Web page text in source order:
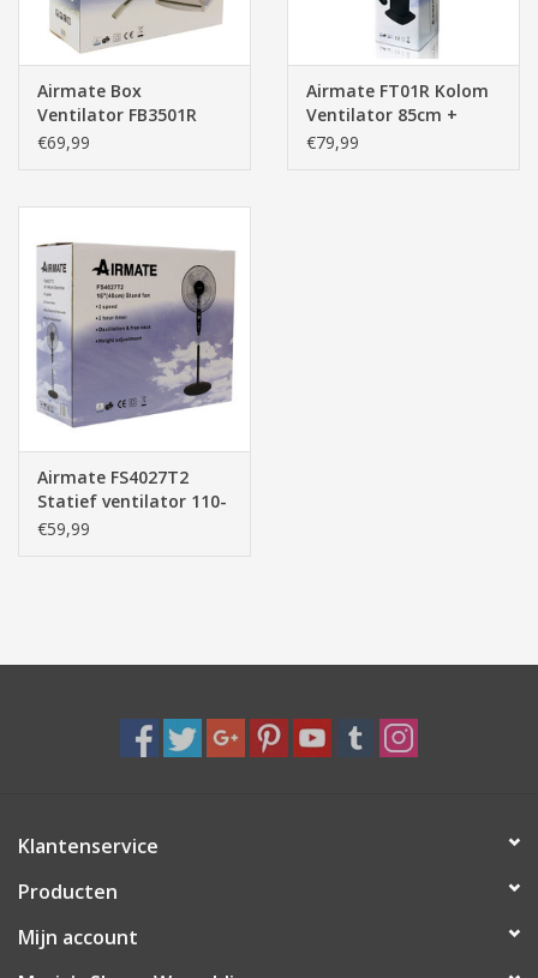
Airmate Box
Ventilator FB3501R
35cm +
€69,99
Airmate FT01R Kolom
Ventilator 85cm +
afstandbediening
€79,99
Airmate FS4027T2
Statief ventilator 110-
140cm + timer
€59,99
Klantenservice
Producten
Mijn account